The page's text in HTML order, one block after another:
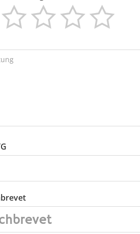
   